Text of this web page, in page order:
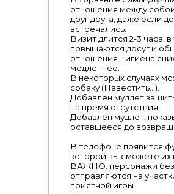
отношения между
друг друга, даже если
встречались.
Визит длится 2-3 часа,
повышаются досуг и
отношения. Гигиена
медленнее.
В некоторых случаях
собаку (Навестить...).
Добавлен мудлет
на время отсутствия.
Добавлен мудлет,
оставшееся до
В телефоне появится
которой вы сможете их
ВАЖНО: персонажи без
отправляются на
приятной игры